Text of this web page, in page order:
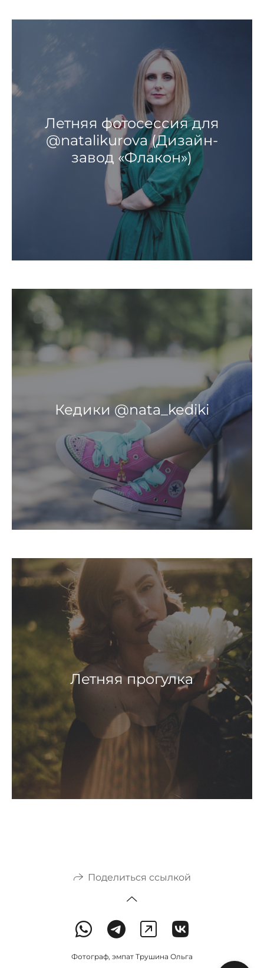
Летняя фотосессия для
@natalikurova (Дизайн-
завод «Флакон»)
Кедики @nata_kediki
Летняя прогулка
Поделиться ссылкой
Фотограф, эмпат Трушина Ольга